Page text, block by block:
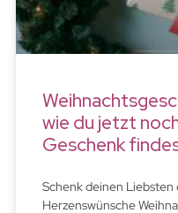
wie du jetzt
Geschenk
Schenk deinen
Herzenswünsche